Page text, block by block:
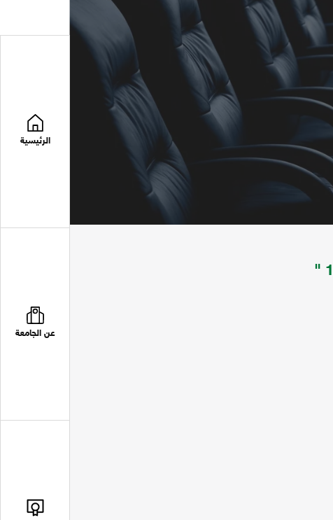
الرئيسية
عن الجامعة